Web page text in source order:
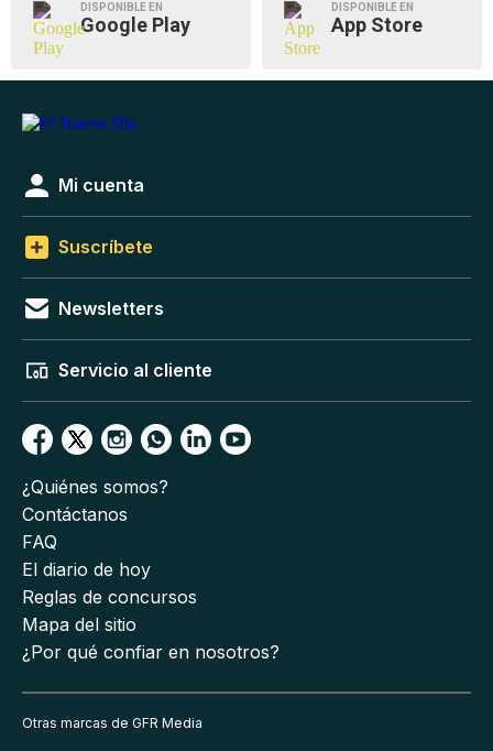
DISPONIBLE EN
Google Play
DISPONIBLE EN
App Store
Mi cuenta
Suscríbete
Newsletters
Servicio al cliente
¿Quiénes somos?
Contáctanos
FAQ
El diario de hoy
Reglas de concursos
Mapa del sitio
¿Por qué confiar en nosotros?
Otras marcas de GFR Media